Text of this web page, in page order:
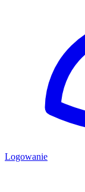
Logowanie